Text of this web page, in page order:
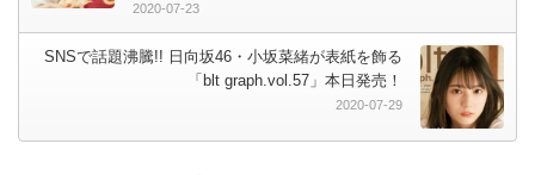
2020-07-23
SNSで話題沸騰!! 日向坂46・小坂菜緒が表紙を飾る
「blt graph.vol.57」本日発売！
2020-07-29